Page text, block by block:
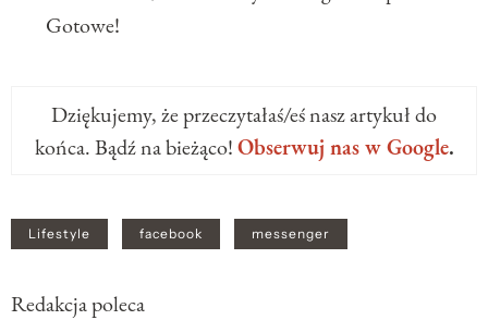
Gotowe!
Dziękujemy, że przeczytałaś/eś nasz artykuł do
końca. Bądź na bieżąco!Obserwuj nas w Google.
Lifestyle facebook messenger
Redakcja poleca